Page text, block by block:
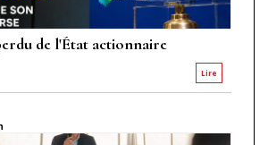
de l'État actionnaire
Lire